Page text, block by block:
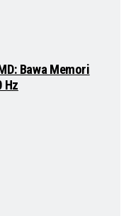
Bawa Memori
Hz